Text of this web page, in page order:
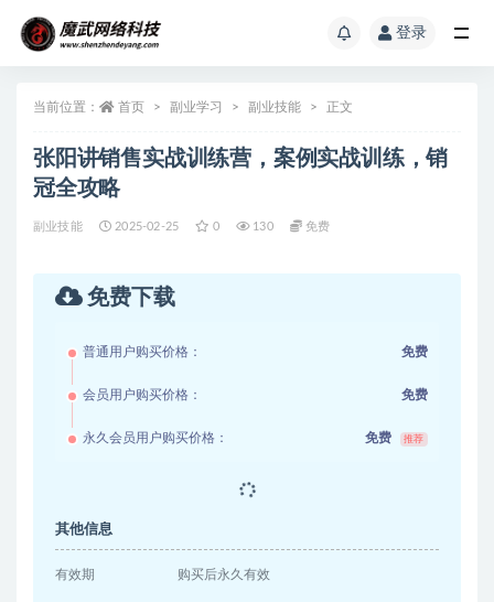
登录
当前位置： 首页 副业学习 副业技能 正文
张阳讲销售实战训练营，​案例实战训练，销
冠全攻略
副业技能 2025-02-25 0 130 免费
免费下载
普通用户购买价格： 免费
会员用户购买价格： 免费
永久会员用户购买价格： 免费 推荐
其他信息
有效期 购买后永久有效